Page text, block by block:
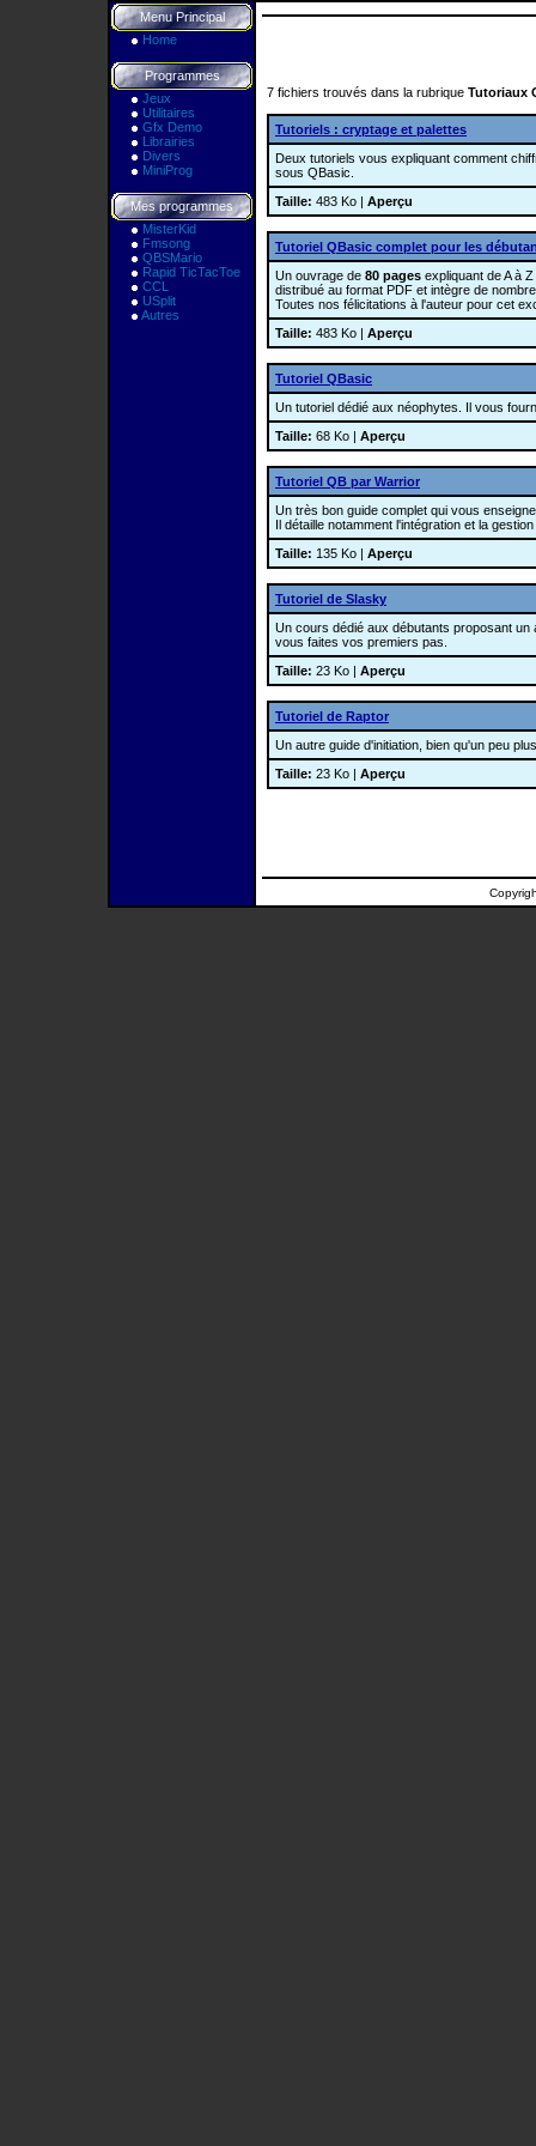
Menu Principal
Home
Programmes
Jeux
Utilitaires
Gfx Demo
Librairies
Divers
MiniProg
Mes programmes
MisterKid
Fmsong
QBSMario
Rapid TicTacToe
CCL
USplit
Autres
7 fichiers trouvés dans la rubrique Tutoriaux
Tutoriels : cryptage et palettes
Deux tutoriels vous expliquant comment
sous QBasic.
Taille: 483 Ko | Aperçu
Tutoriel QBasic complet pour les
Un ouvrage de 80 pages expliquant de A à
distribué au format PDF et intègre de
Toutes nos félicitations à l'auteur pour cet
Taille: 483 Ko | Aperçu
Tutoriel QBasic
Un tutoriel dédié aux néophytes. Il vous
Taille: 68 Ko | Aperçu
Tutoriel QB par Warrior
Un très bon guide complet qui vous
Il détaille notamment l'intégration et la
Taille: 135 Ko | Aperçu
Tutoriel de Slasky
Un cours dédié aux débutants proposant
vous faites vos premiers pas.
Taille: 23 Ko | Aperçu
Tutoriel de Raptor
Un autre guide d'initiation, bien qu'un peu
Taille: 23 Ko | Aperçu